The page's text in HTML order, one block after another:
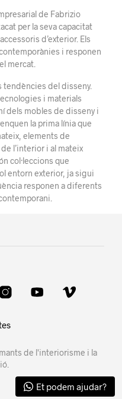
de Fabrizio
per la seva capacitat
d’exterior. Els
i responen
mercat.
tendències del disseny.
i materials
dels mobles de disseny i
la prima línia que
elements de
l’interior i al mateix
col·leccions que
entorn exterior, ja sigui
responen a diferents
de l'interiorisme i la
Et podem ajudar?